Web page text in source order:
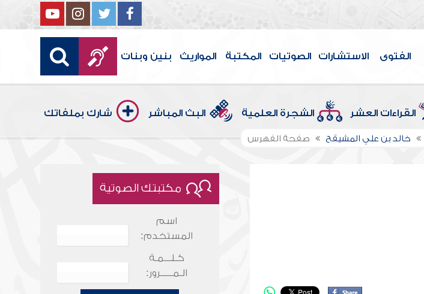
الفتوى الاستشارات الصوتيات المكتبة المواريث بنين وبنات
القراءات العشر الشجرة العلمية البث المباشر شارك بملفاتك
خالد بن علي المشيقح صفحة الفهرس
مكتبتك الصوتية
اسم
المستخدم:
كـلـــمـة
الـمـــــرور: